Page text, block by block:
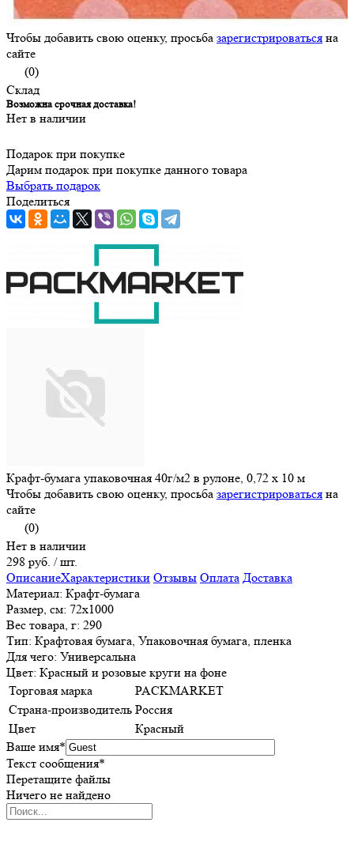
Чтобы добавить свою оценку, просьба зарегистрироваться на
сайте
(0)
Склад
Возможна срочная доставка!
Нет в наличии
Подарок при покупке
Дарим подарок при покупке данного товара
Выбрать подарок
Поделиться
Крафт-бумага упаковочная 40г/м2 в рулоне, 0,72 x 10 м
Чтобы добавить свою оценку, просьба зарегистрироваться на
сайте
(0)
Нет в наличии
298 руб. / шт.
ОписаниеХарактеристики Отзывы Оплата Доставка
Материал: Крафт-бумага
Размер, см: 72х1000
Вес товара, г: 290
Тип: Крафтовая бумага, Упаковочная бумага, пленка
Для чего: Универсальна
Цвет: Красный и розовые круги на фоне
Торговая марка
PACKMARKET
Страна-производитель Россия
Цвет
Красный
Ваше имя*
Текст сообщения*
Перетащите файлы
Ничего не найдено